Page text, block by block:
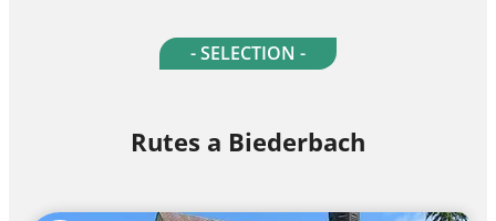
- SELECTION -
Rutes a Biederbach